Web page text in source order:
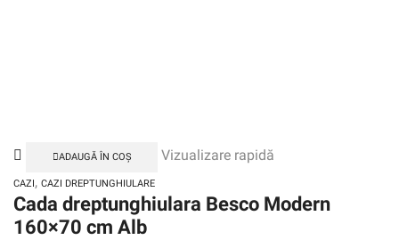
ADAUGĂ ÎN COȘ Vizualizare rapidă
CAZI, CAZI DREPTUNGHIULARE
Cada dreptunghiulara Besco Modern
160×70 cm Alb